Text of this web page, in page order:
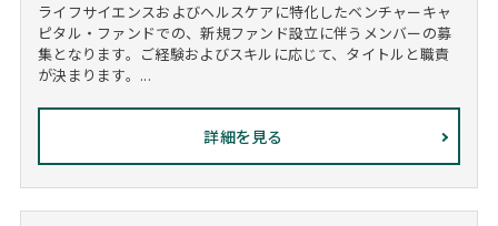
ライフサイエンスおよびヘルスケアに特化したベンチャーキャ
ピタル・ファンドでの、新規ファンド設立に伴うメンバーの募
集となります。ご経験およびスキルに応じて、タイトルと職責
が決まります。...
詳細を見る